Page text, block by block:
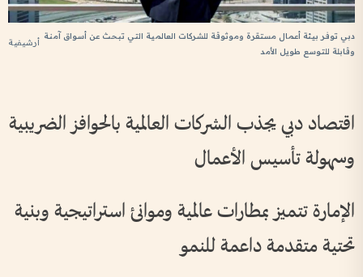
أرشيفية
دبي توفر بيئة أعمال مستقرة وموثوقة للشركات العالمية التي تبحث عن أسواق آمنة
وقابلة للتوسع طويل الأمد
اقتصاد دبي يجذب الشركات العالمية بالحوافز الضريبية
وسهولة تأسيس الأعمال
الإمارة تتميز بمطارات عالمية وموانئ استراتيجية وبنية
تحتية متقدمة داعمة للنمو